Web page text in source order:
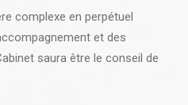
complexe en perpétuel
et des
saura être le conseil de